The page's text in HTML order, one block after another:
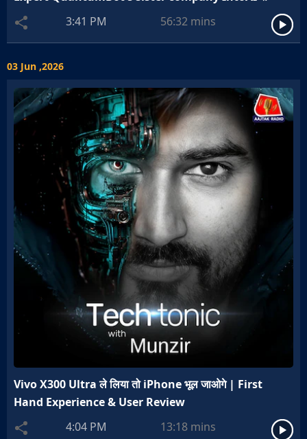
3:41 PM
56:32 mins
03 Jun ,2026
Vivo X300 Ultra ले लिया तो iPhone भूल जाओगे | First
Hand Experience & User Review
4:04 PM
13:18 mins